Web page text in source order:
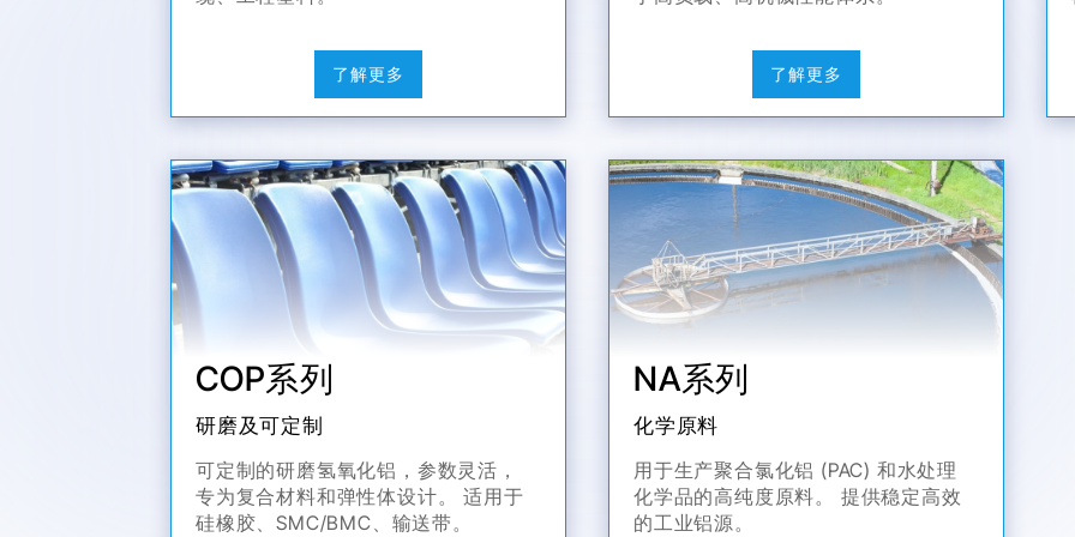
了解更多 了解更多
COP系列
研磨及可定制
可定制的研磨氢氧化铝，参数灵活，
专为复合材料和弹性体设计。 适用于
硅橡胶、SMC/BMC、输送带。
NA系列
化学原料
用于生产聚合氯化铝 (PAC) 和水处理
化学品的高纯度原料。 提供稳定高效
的工业铝源。